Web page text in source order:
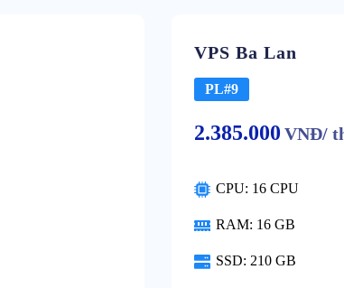
VPS Ba Lan
PL#9
2.385.000 VNĐ/
CPU: 16 CPU
RAM: 16 GB
SSD: 210 GB